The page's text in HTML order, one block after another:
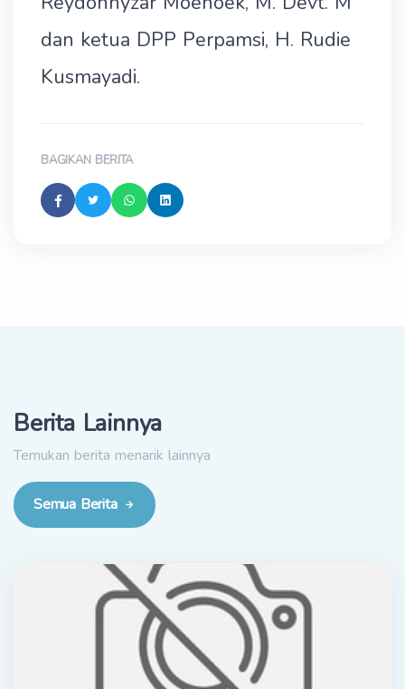
dan ketua DPP Perpamsi, H. Rudie
Kusmayadi.
BAGIKAN BERITA
Berita Lainnya
Temukan berita menarik lainnya
Semua Berita